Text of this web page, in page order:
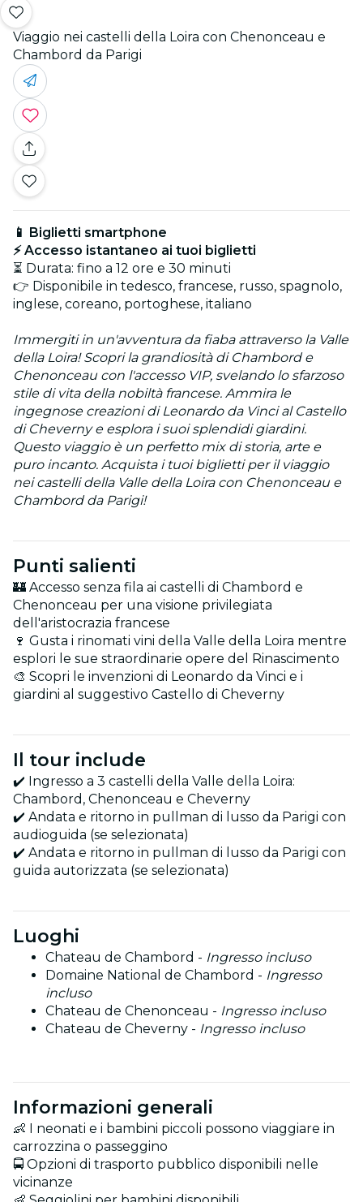
Viaggio nei castelli della Loira con Chenonceau e
Chambord da Parigi
📱 Biglietti smartphone
⚡ Accesso istantaneo ai tuoi biglietti
⏳ Durata: fino a 12 ore e 30 minuti
👉 Disponibile in tedesco, francese, russo, spagnolo,
inglese, coreano, portoghese, italiano
Immergiti in un'avventura da fiaba attraverso la Valle
della Loira! Scopri la grandiosità di Chambord e
Chenonceau con l'accesso VIP, svelando lo sfarzoso
stile di vita della nobiltà francese. Ammira le
ingegnose creazioni di Leonardo da Vinci al Castello
di Cheverny e esplora i suoi splendidi giardini.
Questo viaggio è un perfetto mix di storia, arte e
puro incanto. Acquista i tuoi biglietti per il viaggio
nei castelli della Valle della Loira con Chenonceau e
Chambord da Parigi!
Punti salienti
🏰 Accesso senza fila ai castelli di Chambord e
Chenonceau per una visione privilegiata
dell'aristocrazia francese
🍷 Gusta i rinomati vini della Valle della Loira mentre
esplori le sue straordinarie opere del Rinascimento
🎨 Scopri le invenzioni di Leonardo da Vinci e i
giardini al suggestivo Castello di Cheverny
Il tour include
✔️ Ingresso a 3 castelli della Valle della Loira:
Chambord, Chenonceau e Cheverny
✔️ Andata e ritorno in pullman di lusso da Parigi con
audioguida (se selezionata)
✔️ Andata e ritorno in pullman di lusso da Parigi con
guida autorizzata (se selezionata)
Luoghi
Chateau de Chambord - Ingresso incluso
Domaine National de Chambord - Ingresso
incluso
Chateau de Chenonceau - Ingresso incluso
Chateau de Cheverny - Ingresso incluso
Informazioni generali
👶 I neonati e i bambini piccoli possono viaggiare in
carrozzina o passeggino
🚍 Opzioni di trasporto pubblico disponibili nelle
vicinanze